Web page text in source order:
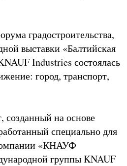
градостроительства,
выставки «Балтийская
Industries состоялась
город, транспорт,
созданный на основе
специально для
«КНАУФ
группы KNAUF